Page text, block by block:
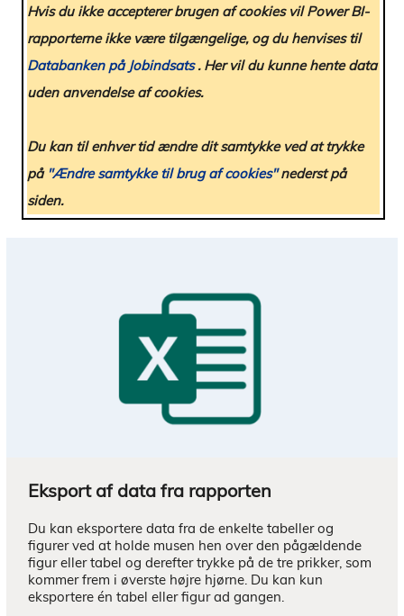
Eksport af data fra rapporten
Du kan eksportere data fra de enkelte tabeller og
figurer ved at holde musen hen over den pågældende
figur eller tabel og derefter trykke på de tre prikker, som
kommer frem i øverste højre hjørne. Du kan kun
eksportere én tabel eller figur ad gangen.